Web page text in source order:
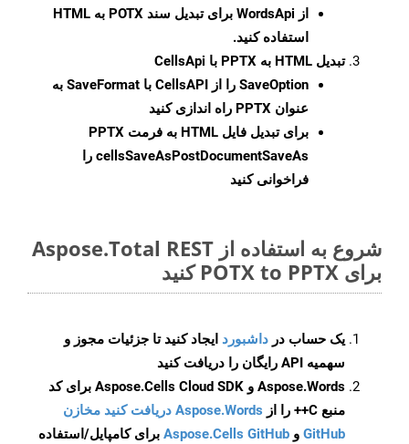
از WordsApi برای تبدیل سند POTX به HTML
استفاده کنید.
تبدیل HTML به PPTX با CellsApi
SaveOption
را از CellsAPI با SaveFormat به
عنوان PPTX راه اندازی کنید
برای تبدیل فایل HTML به فرمت
PPTX
cellsSaveAsPostDocumentSaveAs را
فراخوانی کنید
شروع به استفاده از Aspose.Total REST
برای POTX to PPTX کنید
یک حساب در داشبورد ایجاد کنید تا جزئیات مجوز و
سهمیه API رایگان را دریافت کنید
Aspose.Words و Aspose.Cells Cloud SDK برای کد
منبع C++ را از
Aspose.Words دریافت کنید مخازن
GitHub و Aspose.Cells GitHub برای کامپایل/استفاده